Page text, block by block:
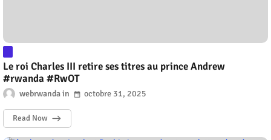
Le roi Charles III retire ses titres au prince Andrew
#rwanda #RwOT
webrwanda octobre 31, 2025
Read Now